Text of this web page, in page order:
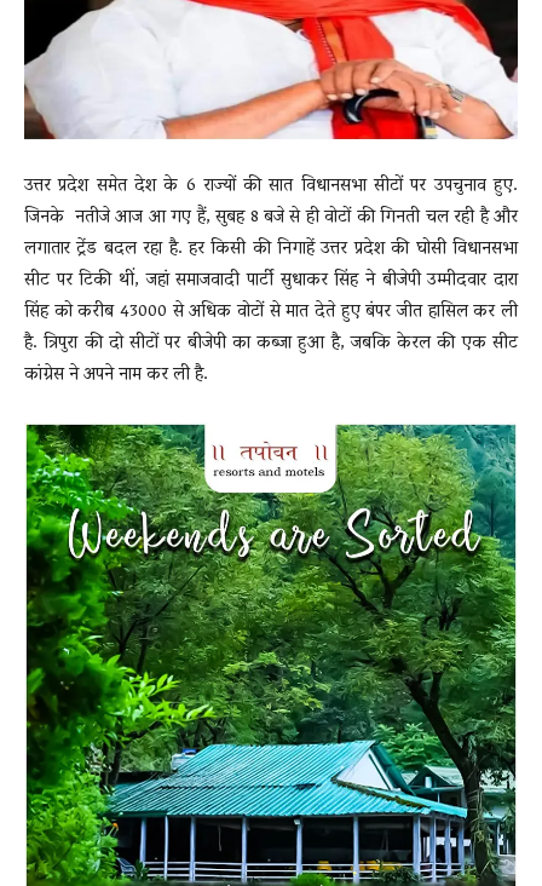
LIVE
उत्तर प्रदेश समेत देश के 6 राज्यों की सात विधानसभा सीटों पर उपचुनाव हुए.
जिनके नतीजे आज आ गए हैं, सुबह 8 बजे से ही वोटों की गिनती चल रही है और
लगातार ट्रेंड बदल रहा है. हर किसी की निगाहें उत्तर प्रदेश की घोसी विधानसभा
सीट पर टिकी थीं, जहां समाजवादी पार्टी सुधाकर सिंह ने बीजेपी उम्मीदवार दारा
सिंह को करीब 43000 से अधिक वोटों से मात देते हुए बंपर जीत हासिल कर ली
है. त्रिपुरा की दो सीटों पर बीजेपी का कब्जा हुआ है, जबकि केरल की एक सीट
कांग्रेस ने अपने नाम कर ली है.